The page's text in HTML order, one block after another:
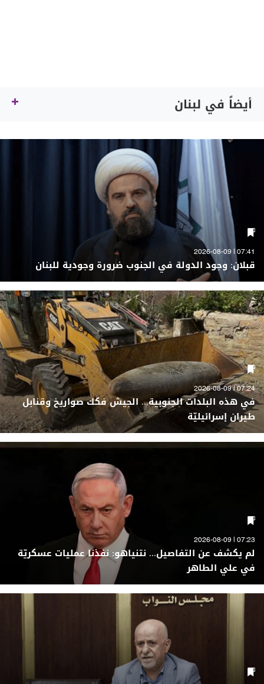
أيضاً في لبنان
07:41 | 2026-08-09
قبلان: وجود الدولة في الجنوب ضرورة وجودية للبنان
07:24 | 2026-08-09
في هذه البلدات الجنوبية... الجيش فكك صواريخ وقنابل
طيران إسرائيليّة
07:23 | 2026-08-09
لم يكشف عن التفاصيل... نتنياهو: نفذنا عمليات عسكريّة
في علي الطاهر